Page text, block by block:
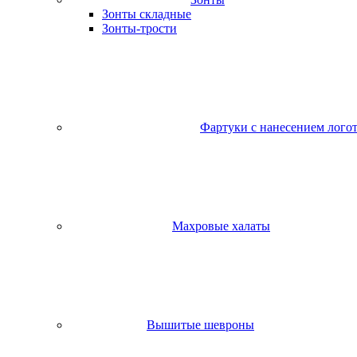
Зонты складные
Зонты-трости
Фартуки с нанесением
Махровые халаты
Вышитые шевроны